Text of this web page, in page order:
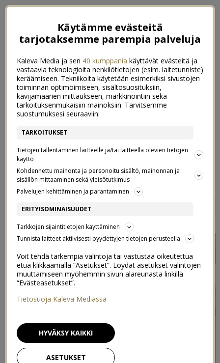
AJATUKSIA ILTATÄHDESTÄ
Käytämme evästeitä
tarjotaksemme parempia palveluja
Kaleva Media ja sen 40 kumppania käyttävät evästeitä ja
vastaavia teknologioita henkilötietojen (esim. laitetunniste)
keräämiseen. Tekniikoita käytetään esimerkiksi sivustojen
toiminnan optimoimiseen, sisältösuosituksiin,
kävijämäärien mittaukseen, markkinointiin sekä
tarkoituksenmukaisiin mainoksiin. Tarvitsemme
suostumuksesi seuraaviin:
TARKOITUKSET
Tietojen tallentaminen laitteelle ja/tai laitteella olevien tietojen
käyttö
Kohdennettu mainonta ja personoitu sisältö, mainonnan ja
sisällön mittaaminen sekä yleisötutkimus
Palvelujen kehittäminen ja parantaminen
ERITYISOMINAISUUDET
Tarkkojen sijaintitietojen käyttäminen
Tunnista laitteet aktiivisesti pyydettyjen tietojen perusteella
Voit tehdä tarkempia valintoja tai vastustaa oikeutettua
etua klikkaamalla “Asetukset”. Löydät asetukset valintojen
muuttamiseen myöhemmin sivun alareunasta linkillä
“Evästeasetukset”.
Tietosuoja Kaleva Mediassa
ASETUKSET
HYVÄKSY KAIKKI